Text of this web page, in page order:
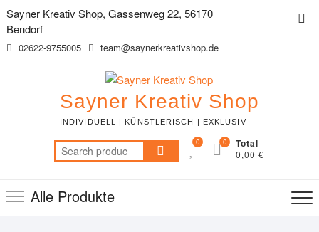
Skip
to
content
Sayner Kreativ Shop, Gassenweg 22, 56170
Bendorf
02622-9755005 team@saynerkreativshop.de
Sayner Kreativ Shop
INDIVIDUELL | KÜNSTLERISCH | EXKLUSIV
Search
for:
0 Total
0,00 €
0
Alle Produkte